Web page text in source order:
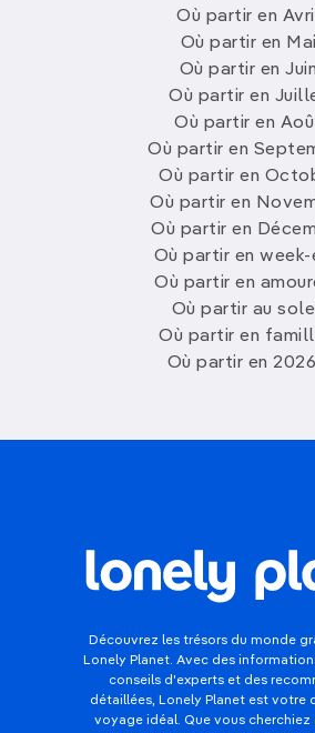
Où partir en
Où partir en Mai
Où partir en Juin
Où partir en
Où partir en
Où partir en
Où partir en
Où partir en
Où partir en
Où partir en week-
Où partir en
Où partir au
Où partir en
Où partir en
Découvrez les trésors du monde
Lonely Planet. Avec des
conseils d'experts et des
détaillées, Lonely Planet est votre
voyage idéal. Que vous cherchiez